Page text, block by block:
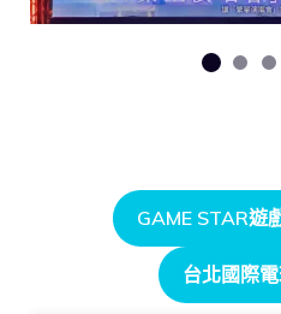
GAME STAR遊
台北國際